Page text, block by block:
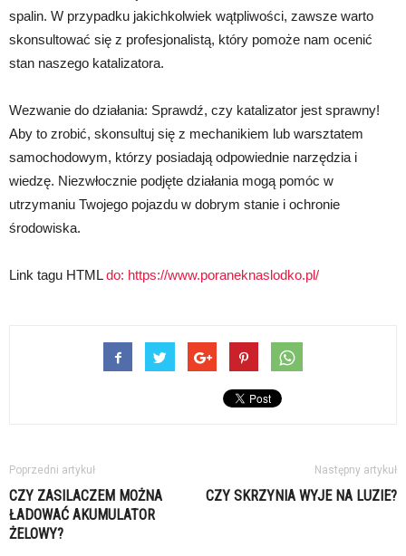
spalin. W przypadku jakichkolwiek wątpliwości, zawsze warto
skonsultować się z profesjonalistą, który pomoże nam ocenić
stan naszego katalizatora.
Wezwanie do działania: Sprawdź, czy katalizator jest sprawny!
Aby to zrobić, skonsultuj się z mechanikiem lub warsztatem
samochodowym, którzy posiadają odpowiednie narzędzia i
wiedzę. Niezwłocznie podjęte działania mogą pomóc w
utrzymaniu Twojego pojazdu w dobrym stanie i ochronie
środowiska.
Link tagu HTMLdo: https://www.poraneknaslodko.pl/
Poprzedni artykuł
CZY ZASILACZEM MOŻNA
ŁADOWAĆ AKUMULATOR
ŻELOWY?
Następny artykuł
CZY SKRZYNIA WYJE NA LUZIE?